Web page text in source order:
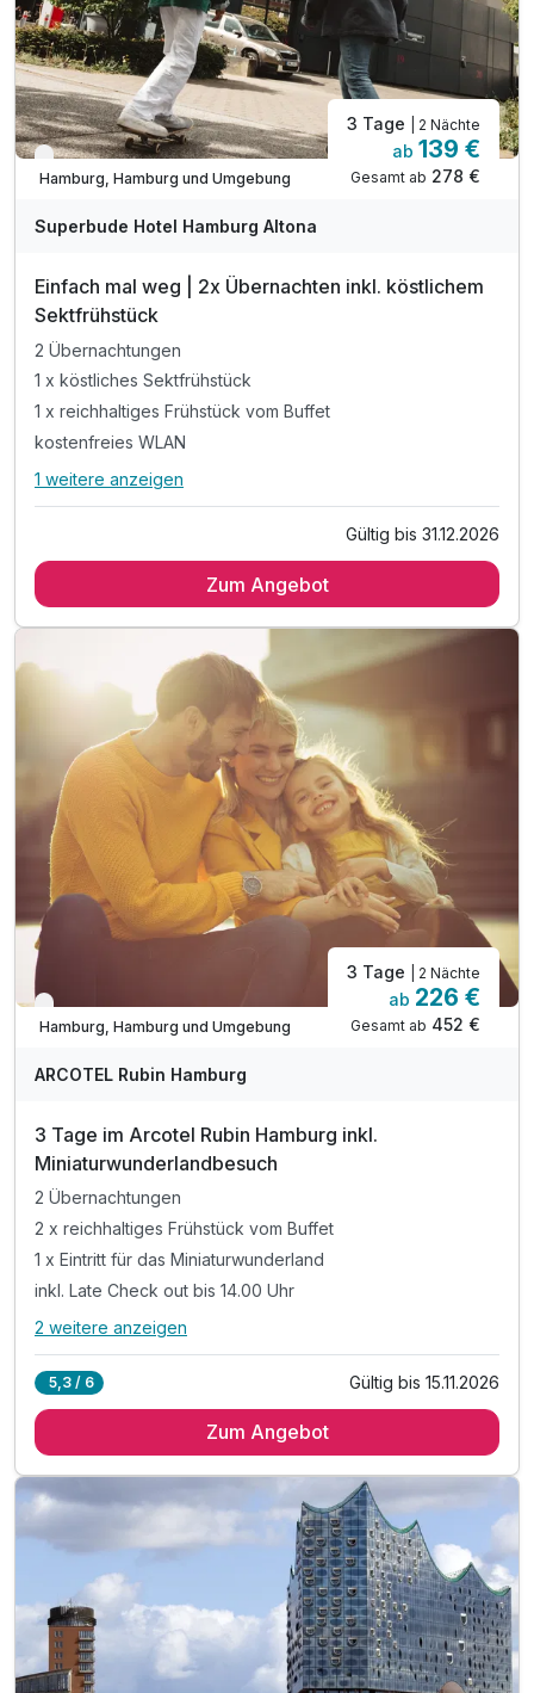
Verfügbar bis Dezember
Hamburg, Hamburg und Umgebung
3 Tage | 2 Nächte
ab 139 €
Gesamt ab 278 €
Superbude Hotel Hamburg Altona
Einfach mal weg | 2x Übernachten inkl. köstlichem
Sektfrühstück
2 Übernachtungen
1 x köstliches Sektfrühstück
1 x reichhaltiges Frühstück vom Buffet
kostenfreies WLAN
Alle Inklusivleistungen
1 x köstliches Sektfrühstück
inkl. City Tax
1 weitere anzeigen
Gültig bis 31.12.2026
Zum Angebot
Verfügbar bis November
Hamburg, Hamburg und Umgebung
3 Tage | 2 Nächte
ab 226 €
Gesamt ab 452 €
ARCOTEL Rubin Hamburg
3 Tage im Arcotel Rubin Hamburg inkl.
Miniaturwunderlandbesuch
2 Übernachtungen
2 x reichhaltiges Frühstück vom Buffet
1 x Eintritt für das Miniaturwunderland
inkl. Late Check out bis 14.00 Uhr
Alle Inklusivleistungen
2 x reichhaltiges Frühstück vom Buffet
inkl. Late Check out bis 14.00 Uhr
inkl. W-LAN Nutzung im Hotel & Zimmer
inkl. Kinder bis 5 Jahren kostenfrei
2 weitere anzeigen
5,3 / 6 Gültig bis 15.11.2026
Zum Angebot